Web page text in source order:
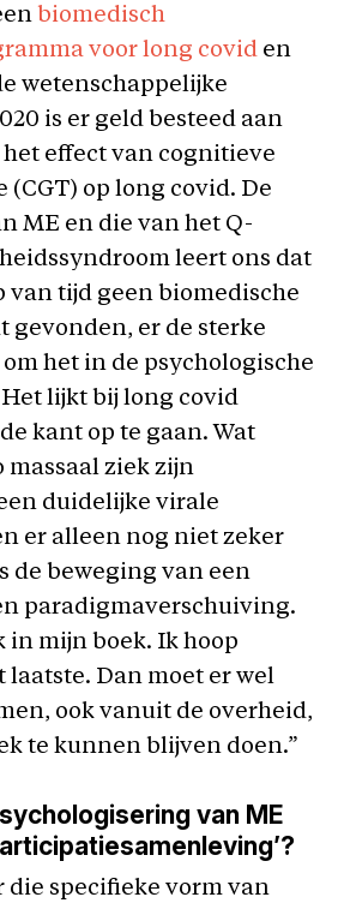
biomedisch
voor long covid en
wetenschappelijke
is er geld besteed aan
effect van cognitieve
(CGT) op long covid. De
ME en die van het Q-
leert ons dat
van tijd geen biomedische
gevonden, er de sterke
het in de psychologische
lijkt bij long covid
kant op te gaan. Wat
massaal ziek zijn
duidelijke virale
er alleen nog niet zeker
de beweging van een
paradigmaverschuiving.
in mijn boek. Ik hoop
Dan moet er wel
ook vanuit de overheid,
te kunnen blijven doen.”
van ME
die specifieke vorm van